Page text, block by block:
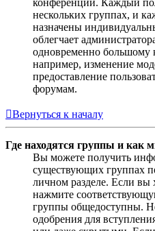
конференции. Каждый
нескольких группах, и
назначены
облегчает
одновременно большому
например, изменение
предоставление
форумам.
Вернуться к началу
Где находятся группы и как
Вы можете получить
существующих группах
личном разделе. Если вы
нажмите
группы общедоступны.
одобрения для